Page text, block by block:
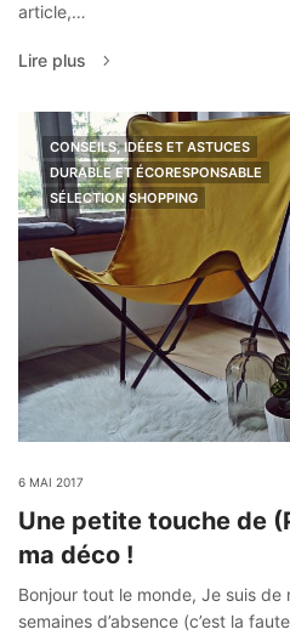
article,…
Lire plus
CONSEILS, IDÉES ET ASTUCES
DURABLE ET ÉCORESPONSABLE
SÉLECTION SHOPPING
6 MAI 2017
Une petite touche de
ma déco !
Bonjour tout le monde, Je suis
semaines d’absence (c’est la